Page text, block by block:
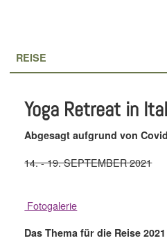
REISE
Yoga Retreat in
Abgesagt aufgrund von
14. - 19. SEPTEMBER 2021
Fotogalerie
Das Thema für die Reise